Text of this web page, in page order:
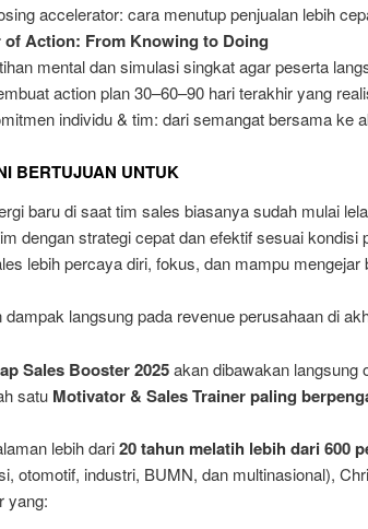
accelerator: cara menutup penjualan lebih
of Action: From Knowing to Doing
mental dan simulasi singkat agar peserta
action plan 30–60–90 hari terakhir yang
individu & tim: dari semangat bersama ke
BERTUJUAN UNTUK
baru di saat tim sales biasanya sudah mulai
dengan strategi cepat dan efektif sesuai kondisi
lebih percaya diri, fokus, dan mampu mengejar
langsung pada revenue perusahaan di
Sales Booster 2025akan dibawakan langsung
satu Motivator & Sales Trainer paling
lebih dari20 tahun melatih lebih dari 600
otomotif, industri, BUMN, dan multinasional),
yang: